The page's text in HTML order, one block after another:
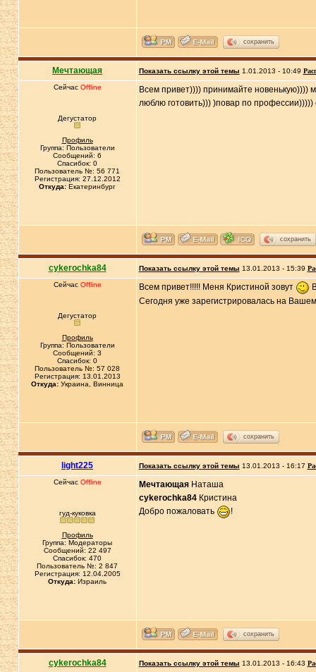
сохранить
Мечтающая Показать ссылку этой темы 1.01.2013 - 10:49
Сейчас Offline
Дегустатор
Профиль
Группа: Пользователи
Сообщений: 6
Спасибок: 0
Пользователь №: 56 771
Регистрация: 27.12.2012
Откуда: Екатеринбург
Всем привет)))) принимайте новенькую))))
люблю готовить))) )повар по
сохранить
cykerochka84 Показать ссылку этой темы 13.01.2013 - 15:39
Сейчас Offline
Дегустатор
Профиль
Группа: Пользователи
Сообщений: 3
Спасибок: 0
Пользователь №: 57 028
Регистрация: 13.01.2013
Откуда: Украина, Винница
Всем привет!!!!! Меня Кристиной зовут
Сегодня уже зарегистрировалась на
сохранить
light225 Показать ссылку этой темы 13.01.2013 - 16:17
Сейчас Offline
гуд-куковка
Профиль
Группа: Модераторы
Сообщений: 22 497
Спасибок: 470
Пользователь №: 2 847
Регистрация: 12.04.2005
Откуда: Израиль
МечтающаяНаташа
cykerochka84Кристина
Добро пожаловать
!
сохранить
cykerochka84 Показать ссылку этой темы 13.01.2013 - 16:43